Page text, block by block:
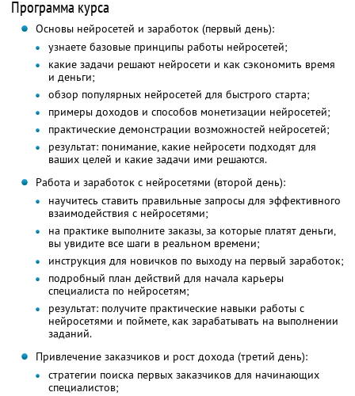
Программа курса
Основы нейросетей и заработок (первый день):
узнаете базовые принципы работы нейросетей;
какие задачи решают нейросети и как сэкономить время
и деньги;
обзор популярных нейросетей для быстрого старта;
примеры доходов и способов монетизации нейросетей;
практические демонстрации возможностей нейросетей;
результат: понимание, какие нейросети подходят для
ваших целей и какие задачи ими решаются.
Работа и заработок с нейросетями (второй день):
научитесь ставить правильные запросы для эффективного
взаимодействия с нейросетями;
на практике выполните заказы, за которые платят деньги,
вы увидите все шаги в реальном времени;
инструкция для новичков по выходу на первый заработок;
подробный план действий для начала карьеры
специалиста по нейросетям;
результат: получите практические навыки работы с
нейросетями и поймете, как зарабатывать на выполнении
заданий.
Привлечение заказчиков и рост дохода (третий день):
стратегии поиска первых заказчиков для начинающих
специалистов;